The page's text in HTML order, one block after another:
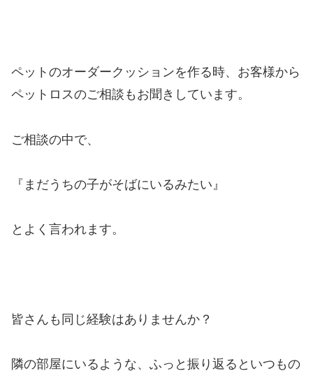
ペットのオーダークッションを作る時、お客様から
ペットロスのご相談もお聞きしています。
ご相談の中で、
『まだうちの子がそばにいるみたい』
とよく言われます。
皆さんも同じ経験はありませんか？
隣の部屋にいるような、ふっと振り返るといつもの